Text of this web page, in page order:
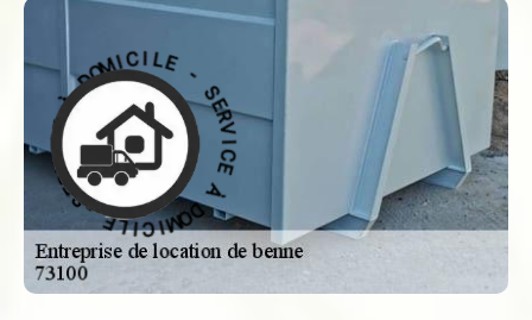
S
E
R
V
I
C
E
À
D
O
M
I
CILE - SERV
I
C
E
À
D
O
M
I
C
I
L
E
-